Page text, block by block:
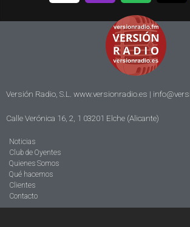
Versión Radio, S.L. www.versionradio.es |
Calle Verónica 16, 2, 1 03201 Elche (Alicante)
Noticias
Club de Oyentes
Quienes Somos
Qué hacemos
Clientes
Contacto